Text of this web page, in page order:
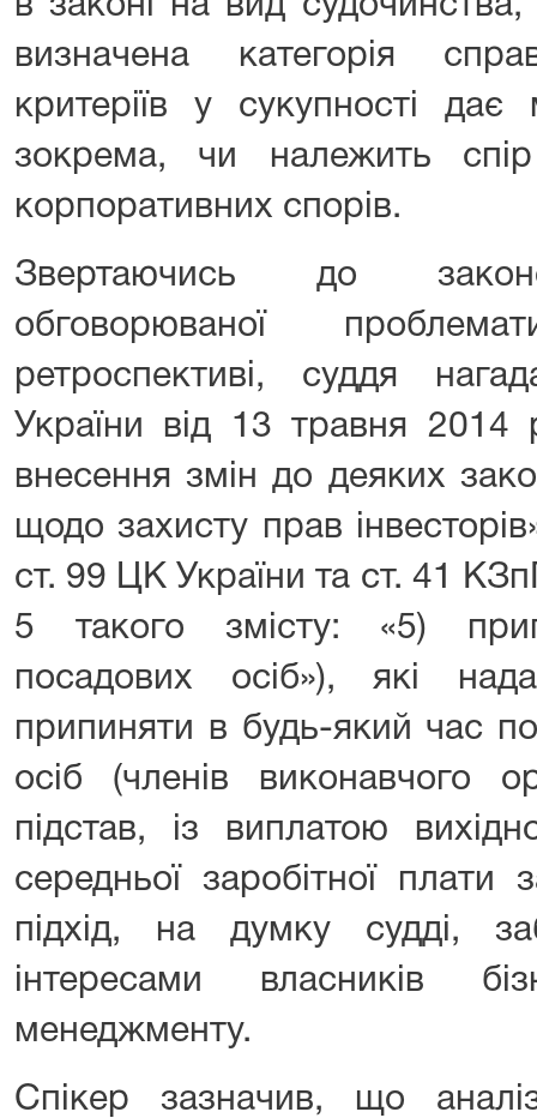
в законі на вид
визначена категорія
критеріїв у сукупності дає
зокрема, чи належить
корпоративних спорів.
Звертаючись до
обговорюваної
ретроспективі, суддя
України від 13 травня
внесення змін до деяких
щодо захисту прав
ст. 99 ЦК України та ст. 41
5 такого змісту: «5)
посадових осіб»), які
припиняти в будь-який час
осіб (членів виконавчого
підстав, із виплатою
середньої заробітної плати
підхід, на думку судді,
інтересами власників
менеджменту.
Спікер зазначив, що